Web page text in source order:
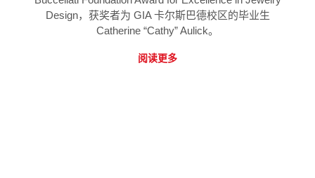
Design，获奖者为 GIA 卡尔斯巴德校区的毕业生
Catherine “Cathy” Aulick。
阅读更多